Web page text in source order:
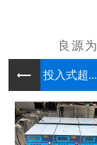
投入式超...